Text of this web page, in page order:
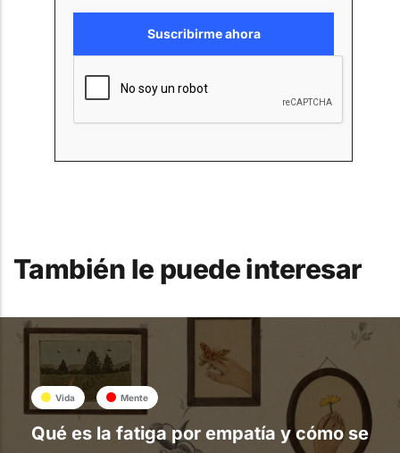
También le puede interesar
Vida Mente
Qué es la fatiga por empatía y cómo se